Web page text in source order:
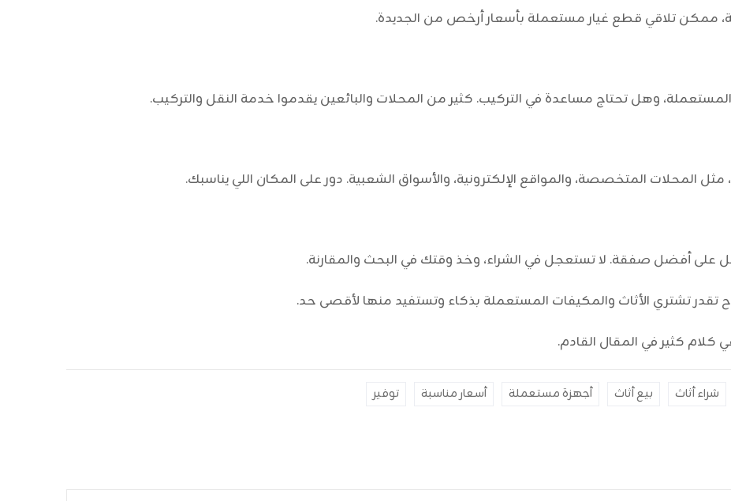
ممكن تلاقي قطع غيار مستعملة بأسعار أرخص من الجديدة.
وهل تحتاج مساعدة في التركيب. كثير من المحلات والبائعين يقدموا خدمة النقل والتركيب.
المحلات المتخصصة، والمواقع الإلكترونية، والأسواق الشعبية. دور على المكان اللي يناسبك.
على أفضل صفقة. لا تستعجل في الشراء، وخذ وقتك في البحث والمقارنة.
تشتري الأثاث والمكيفات المستعملة بذكاء وتستفيد منها لأقصى حد.
كلام كثير في المقال القادم.
شراء أثاث بيع أثاث أجهزة مستعملة أسعار مناسبة توفير